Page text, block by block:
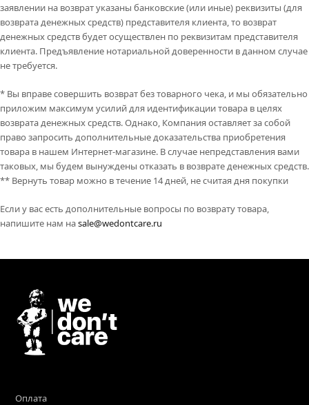
заявлении на возврат указаны банковские (или иные) реквизиты (для
возврата денежных средств) представителя клиента, то возврат
денежных средств будет осуществлен по реквизитам представителя
клиента. Предъявление нотариальной доверенности в данном случае
не требуется.
* Вы вправе совершить возврат без товарного чека, и мы обязательно
приложим максимум усилий для идентификации товара в целях
возврата денежных средств. Однако, Компания оставляет за собой
право запросить дополнительные доказательства приобретения
товара в нашем Интернет-магазине. В случае непредставления вами
таковых, мы будем вынуждены отказать в возврате денежных средств.
** Вернуть товар можно в течение 14 дней, не считая дня покупки
Если у вас есть дополнительные вопросы по возврату товара,
напишите нам наsale@wedontcare.ru
Оплата